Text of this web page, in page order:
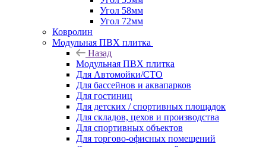
Угол 58мм
Угол 72мм
Ковролин
Модульная ПВХ плитка
Назад
Модульная ПВХ плитка
Для Автомойки/СТО
Для бассейнов и аквапарков
Для гостиниц
Для детских / спортивных площадок
Для складов, цехов и производства
Для спортивных объектов
Для торгово-офисных помещений